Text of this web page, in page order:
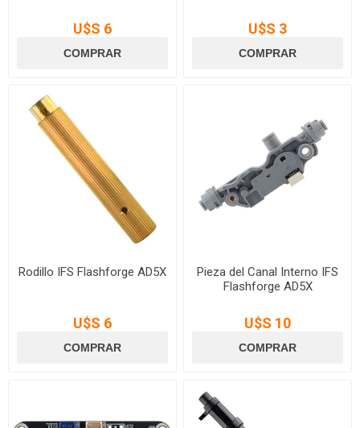
U$S 6 U$S 3
Rodillo IFS Flashforge AD5X
U$S 6
Pieza del Canal Interno IFS
Flashforge AD5X
U$S 10